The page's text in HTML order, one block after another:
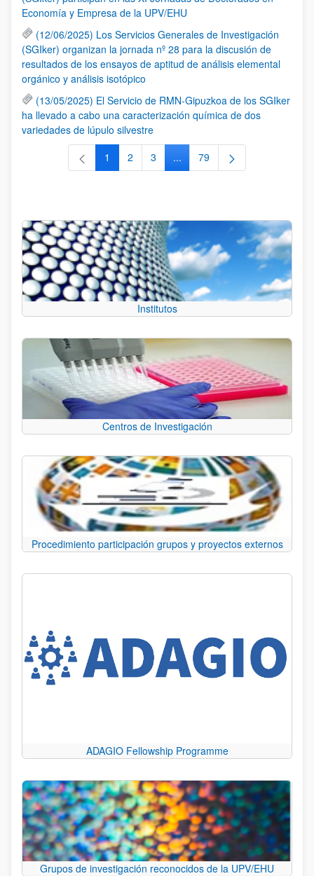
Economía y Empresa de la UPV/EHU
(12/06/2025) Los Servicios Generales de Investigación
(SGIker) organizan la jornada nº 28 para la discusión de
resultados de los ensayos de aptitud de análisis elemental
orgánico y análisis isotópico
(13/05/2025) El Servicio de RMN-Gipuzkoa de los SGIker
ha llevado a cabo una caracterización química de dos
variedades de lúpulo silvestre
Página
1 Página
2 Página
3 ...Páginas intermedias Use TAB
Página
79
Institutos
Centros de Investigación
Procedimiento participación grupos y proyectos externos
ADAGIO Fellowship Programme
Grupos de investigación reconocidos de la UPV/EHU